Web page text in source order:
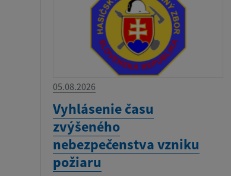
05.08.2026
Vyhlásenie času
zvýšeného
nebezpečenstva vzniku
požiaru